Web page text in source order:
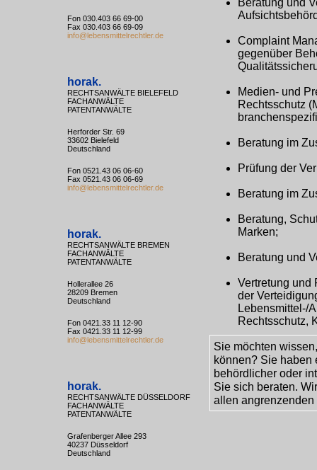
Fon 030.403 66 69-00
Fax 030.403 66 69-09
info@lebensmittelrechtler.de
horak.
RECHTSANWÄLTE BIELEFELD
FACHANWÄLTE
PATENTANWÄLTE
Herforder Str. 69
33602 Bielefeld
Deutschland
Fon 0521.43 06 06-60
Fax 0521.43 06 06-69
info@lebensmittelrechtler.de
horak.
RECHTSANWÄLTE BREMEN
FACHANWÄLTE
PATENTANWÄLTE
Hollerallee 26
28209 Bremen
Deutschland
Fon 0421.33 11 12-90
Fax 0421.33 11 12-99
info@lebensmittelrechtler.de
horak.
RECHTSANWÄLTE DÜSSELDORF
FACHANWÄLTE
PATENTANWÄLTE
Grafenberger Allee 293
40237 Düsseldorf
Deutschland
Complaint
gegenüber
Medien- und
Rechtsschutz
Beratung im
Prüfung der
Beratung im
Beratung,
Marken;
Beratung und
Vertretung und
der
Lebensmittel-/
Rechtsschutz,
Sie möchten
können? Sie haben
behördlicher oder
Sie sich beraten.
allen